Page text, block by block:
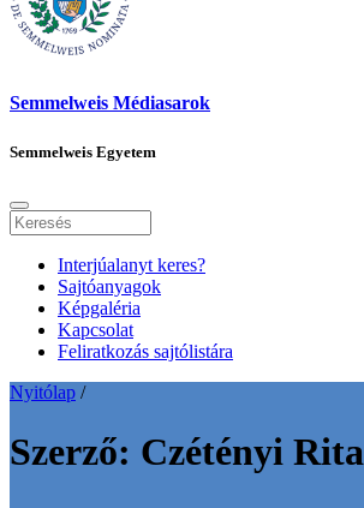
Semmelweis Médiasarok
Semmelweis Egyetem
Interjúalanyt keres?
Sajtóanyagok
Képgaléria
Kapcsolat
Feliratkozás sajtólistára
Nyitólap /
Szerző: Czétényi Rita